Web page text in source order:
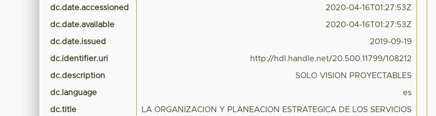
dc.date.accessioned 2020-04-16T01:27:53Z
dc.date.available 2020-04-16T01:27:53Z
dc.date.issued 2019-09-19
dc.identifier.uri http://hdl.handle.net/20.500.11799/108212
dc.description SOLO VISION PROYECTABLES
dc.language es
dc.title LA ORGANIZACION Y PLANEACION ESTRATEGICA DE LOS SERVICIOS